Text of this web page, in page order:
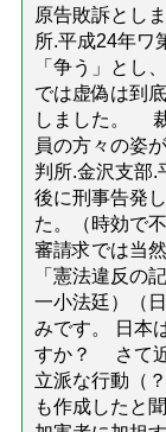
原告敗訴とし
所.平成24年
「争う」とし
では虚偽は到
しました。
員の方々の姿
判所.金沢支部.
後に刑事告発
た。（時効で
審請求では当
「憲法違反の
一小法廷）（
みです。 日本
すか？ さて近
立派な行動（
も作成したと